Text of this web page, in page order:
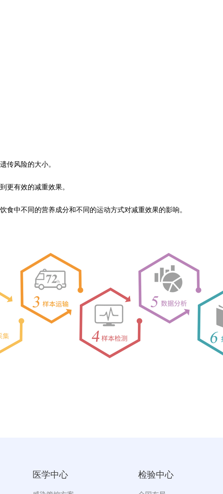
传风险的大小。
更有效的减重效果。
食中不同的营养成分和不同的运动方式对减重效果的影响。
医学中心 检验中心